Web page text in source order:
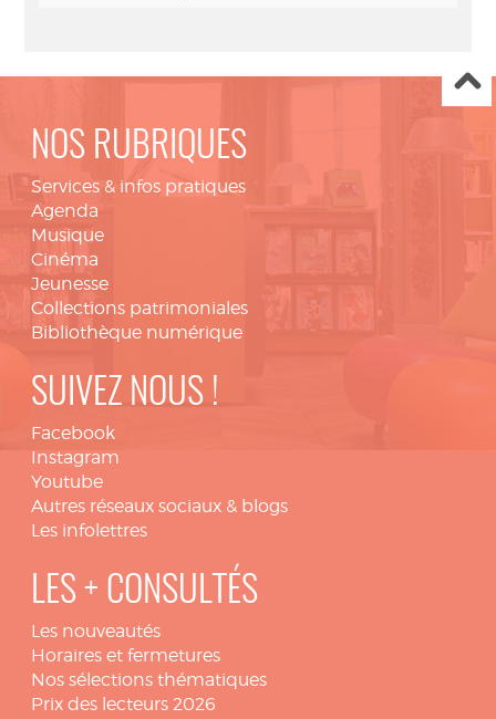
NOS RUBRIQUES
Services & infos pratiques
Agenda
Musique
Cinéma
Jeunesse
Collections patrimoniales
Bibliothèque numérique
SUIVEZ NOUS !
Facebook
Instagram
Youtube
Autres réseaux sociaux & blogs
Les infolettres
LES + CONSULTÉS
Les nouveautés
Horaires et fermetures
Nos sélections thématiques
Prix des lecteurs 2026